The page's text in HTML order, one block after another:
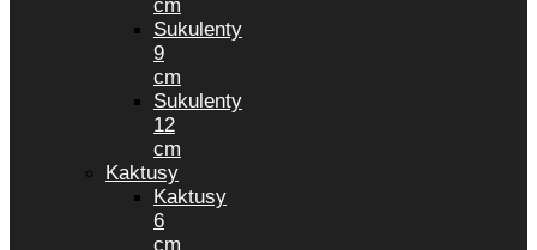
cm
Sukulenty
9
cm
Sukulenty
12
cm
Kaktusy
Kaktusy
6
cm